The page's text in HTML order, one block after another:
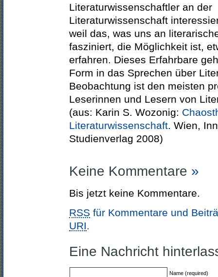
Literaturwissenschaftler an der
Literaturwissenschaft
weil das, was uns an
fasziniert, die Möglichkeit ist,
erfahren. Dieses Erfahrbare
Form in das Sprechen über
Beobachtung ist den meisten
Leserinnen und Lesern von
(aus: Karin S. Wozonig:
Literaturwissenschaft. Wien,
Studienverlag 2008)
Keine Kommentare »
Bis jetzt keine Kommentare.
RSS für Kommentare und
URI.
Eine Nachricht
Name (required)